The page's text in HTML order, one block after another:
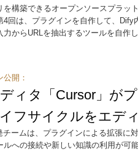
を構築できるオープンソースプラッ
回は、プラグインを自作して、
からURLを抽出するツールを自作
開：
ィタ「Cursor」が
フサイクルをエデ
ームは、プラグインによる拡張に
への接続や新しい知識の利用が可